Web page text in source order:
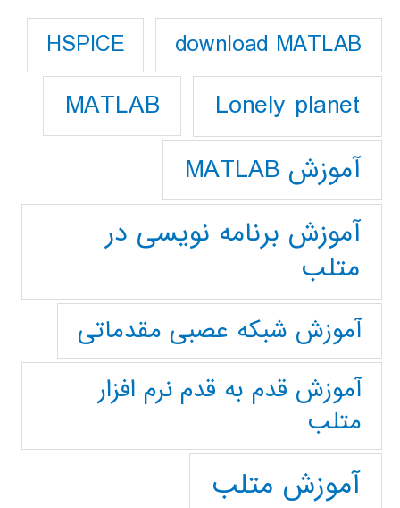
download MATLAB
HSPICE
Lonely planet
MATLAB
آموزش MATLAB
آموزش برنامه نویسی در
متلب
آموزش شبکه عصبی مقدماتی
آموزش قدم به قدم نرم افزار
متلب
آموزش متلب